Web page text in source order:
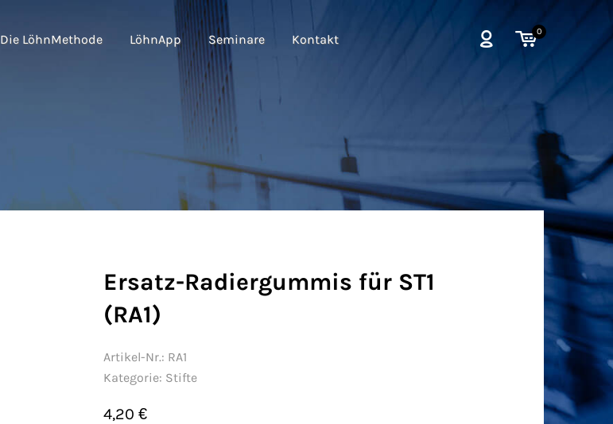
Die LöhnMethode LöhnApp Seminare Kontakt
0
Ersatz-Radiergummis für ST1
(RA1)
Artikel-Nr.: RA1
Kategorie: Stifte
4,20 €